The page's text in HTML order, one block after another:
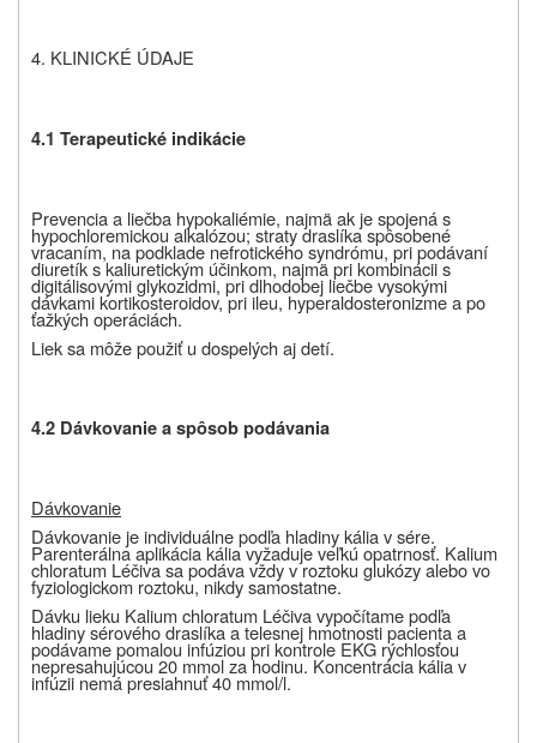
4. KLINICKÉ ÚDAJE
4.1 Terapeutické indikácie
Prevencia a liečba hypokaliémie, najmä ak je spojená s
hypochloremickou alkalózou; straty draslíka spôsobené
vracaním, na podklade nefrotického syndrómu, pri podávaní
diuretík s kaliuretickým účinkom, najmä pri kombinácii s
digitálisovými glykozidmi, pri dlhodobej liečbe vysokými
dávkami kortikosteroidov, pri ileu, hyperaldosteronizme a po
ťažkých operáciách.
Liek sa môže použiť u dospelých aj detí.
4.2 Dávkovanie a spôsob podávania
Dávkovanie
Dávkovanie je individuálne podľa hladiny kália v sére.
Parenterálna aplikácia kália vyžaduje veľkú opatrnosť. Kalium
chloratum Léčiva sa podáva vždy v roztoku glukózy alebo vo
fyziologickom roztoku, nikdy samostatne.
Dávku lieku Kalium chloratum Léčiva vypočítame podľa
hladiny sérového draslíka a telesnej hmotnosti pacienta a
podávame pomalou infúziou pri kontrole EKG rýchlosťou
nepresahujúcou 20 mmol za hodinu. Koncentrácia kália v
infúzii nemá presiahnuť 40 mmol/l.